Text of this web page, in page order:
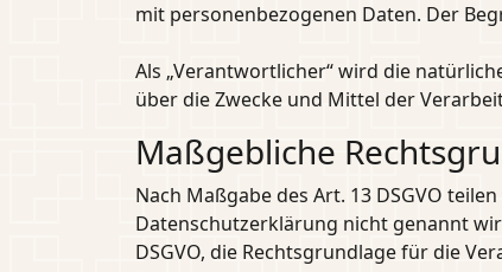
mit personenbezogenen Daten. Der
Als „Verantwortlicher“ wird die
über die Zwecke und Mittel der
Maßgebliche
Nach Maßgabe des Art. 13 DSGVO
Datenschutzerklärung nicht genannt
DSGVO, die Rechtsgrundlage für die